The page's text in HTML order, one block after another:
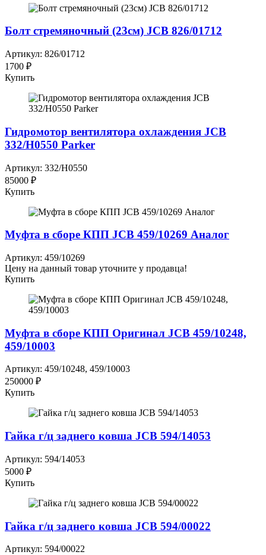
Болт стремяночный (23см) JCB 826/01712
Артикул: 826/01712
1700 ₽
Купить
Гидромотор вентилятора охлаждения JCB
332/H0550 Parker
Артикул: 332/H0550
85000 ₽
Купить
Муфта в сборе КПП JCB 459/10269 Аналог
Артикул: 459/10269
Цену на данный товар уточните у продавца!
Купить
Муфта в сборе КПП Оригинал JCB 459/10248,
459/10003
Артикул: 459/10248, 459/10003
250000 ₽
Купить
Гайка г/ц заднего ковша JCB 594/14053
Артикул: 594/14053
5000 ₽
Купить
Гайка г/ц заднего ковша JCB 594/00022
Артикул: 594/00022